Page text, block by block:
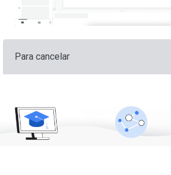
Para cancelar